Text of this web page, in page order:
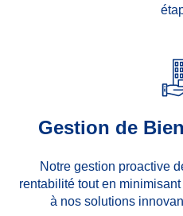
Gestion de
Notre gestion proactive
rentabilité tout en
à nos solutions